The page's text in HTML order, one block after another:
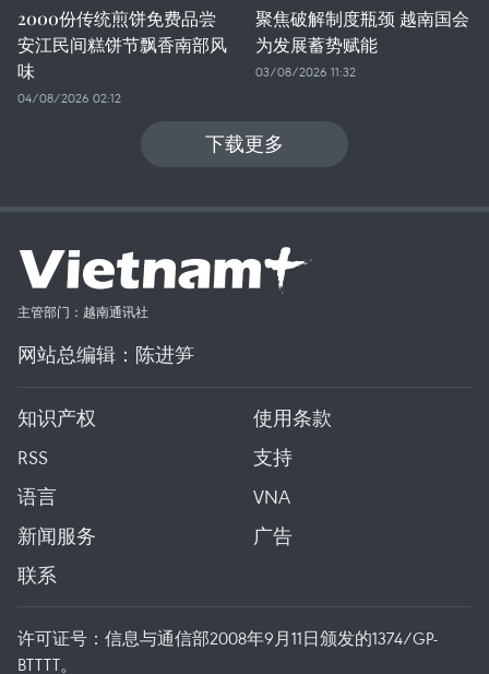
2000份传统煎饼免费品尝
安江民间糕饼节飘香南部风
味
04/08/2026 02:12
聚焦破解制度瓶颈 越南国会
为发展蓄势赋能
03/08/2026 11:32
下载更多
主管部门：越南通讯社
网站总编辑：陈进笋
知识产权
使用条款
RSS
支持
语言
VNA
新闻服务
广告
联系
许可证号：信息与通信部2008年9月11日颁发的1374/GP-
BTTTT。